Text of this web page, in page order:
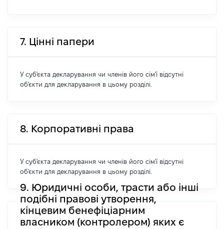
7. Цінні папери
У суб'єкта декларування чи членів його сім'ї відсутні
об'єкти для декларування в цьому розділі.
8. Корпоративні права
У суб'єкта декларування чи членів його сім'ї відсутні
об'єкти для декларування в цьому розділі.
9. Юридичні особи, трасти або інші
подібні правові утворення,
кінцевим бенефіціарним
власником (контролером) яких є